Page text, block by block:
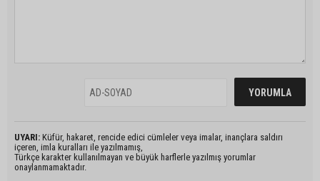
UYARI: Küfür, hakaret, rencide edici cümleler veya imalar, inançlara saldırı
içeren, imla kuralları ile yazılmamış,
Türkçe karakter kullanılmayan ve büyük harflerle yazılmış yorumlar
onaylanmamaktadır.